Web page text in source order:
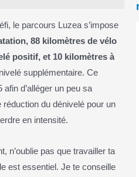
le parcours Luzea s’impose
88 kilomètres de vélo
positif, et 10 kilomètres à
supplémentaire. Ce
d’alléger un peu sa
du dénivelé pour un
en intensité.
n’oublie pas que travailler ta
est essentiel. Je te conseille